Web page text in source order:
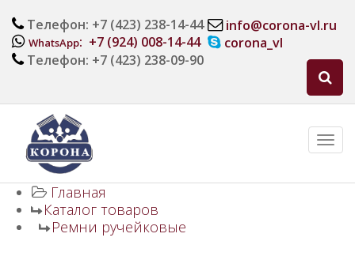
Телефон: +7 (423) 238-14-44
WhatsApp: +7 (924) 008-14-44
Телефон: +7 (423) 238-09-90
info@corona-vl.ru
corona_vl
Главная
Каталог товаров
Ремни ручейковые